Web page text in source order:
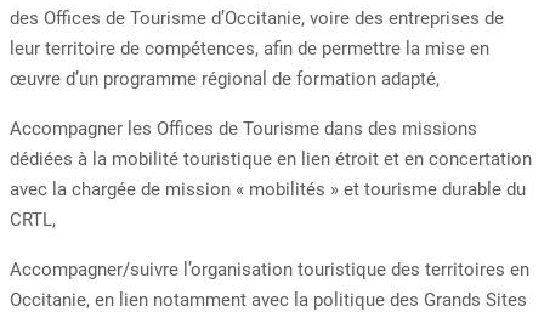
des Offices de Tourisme d’Occitanie, voire des entreprises de
leur territoire de compétences, afin de permettre la mise en
œuvre d’un programme régional de formation adapté,
Accompagner les Offices de Tourisme dans des missions
dédiées à la mobilité touristique en lien étroit et en concertation
avec la chargée de mission « mobilités » et tourisme durable du
CRTL,
Accompagner/suivre l’organisation touristique des territoires en
Occitanie, en lien notamment avec la politique des Grands Sites